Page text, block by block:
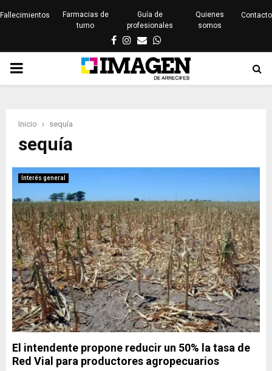
Fallecimientos
Farmacias de
turno
Guía de
profesionales
Quienes
somos
Contacto
Facebook
Instagram
EmailWhatsapp
PRIMARY
Inicio sequía
sequía
Interés general
El intendente propone reducir un 50% la tasa de
Red Vial para productores agropecuarios